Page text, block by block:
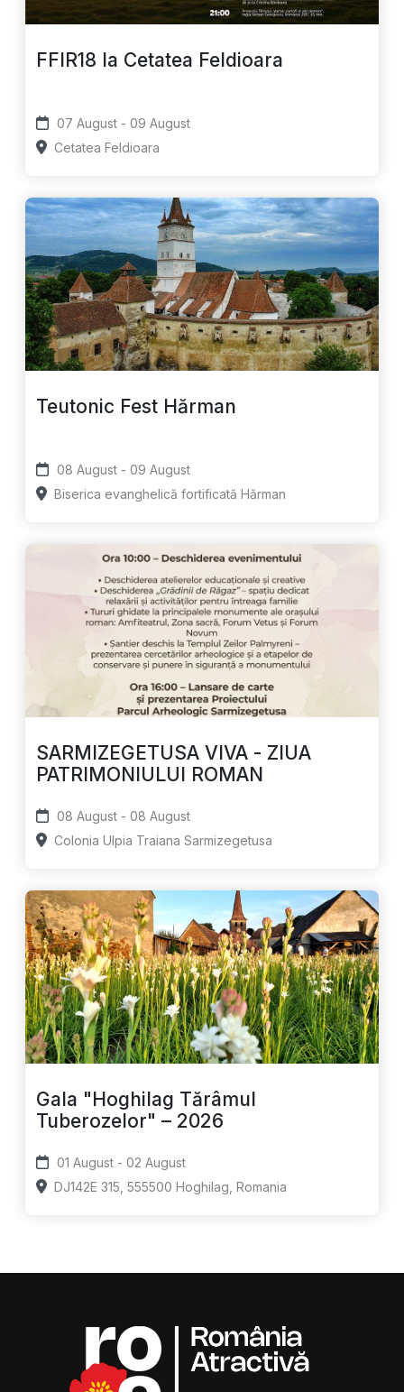
FFIR18 la Cetatea Feldioara
07 August - 09 August
Cetatea Feldioara
Teutonic Fest Hărman
08 August - 09 August
Biserica evanghelică fortificată Hărman
SARMIZEGETUSA VIVA - ZIUA
PATRIMONIULUI ROMAN
08 August - 08 August
Colonia Ulpia Traiana Sarmizegetusa
Gala "Hoghilag Tărâmul
Tuberozelor" – 2026
01 August - 02 August
DJ142E 315, 555500 Hoghilag, Romania